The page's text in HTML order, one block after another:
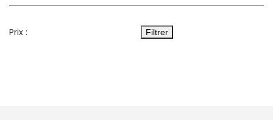
Prix : Filtrer